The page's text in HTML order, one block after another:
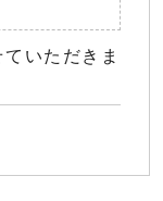
いただきま